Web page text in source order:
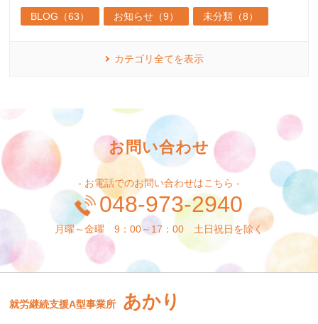
BLOG（63） お知らせ（9） 未分類（8）
カテゴリ全てを表示
お問い合わせ
- お電話でのお問い合わせはこちら -
048-973-2940
月曜～金曜 9：00～17：00 土日祝日を除く
就労継続支援A型事業所 あかり